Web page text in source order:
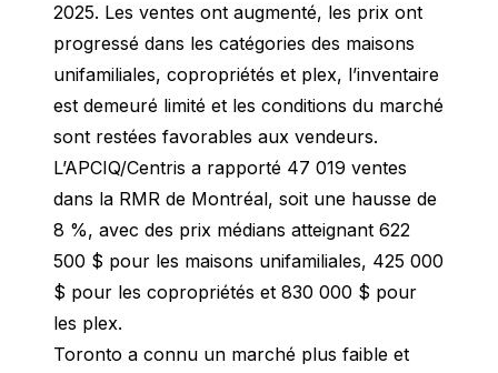
2025. Les ventes ont augmenté, les prix ont
progressé dans les catégories des maisons
unifamiliales, copropriétés et plex, l’inventaire
est demeuré limité et les conditions du marché
sont restées favorables aux vendeurs.
L’APCIQ/Centris a rapporté 47 019 ventes
dans la RMR de Montréal, soit une hausse de
8 %, avec des prix médians atteignant 622
500 $ pour les maisons unifamiliales, 425 000
$ pour les copropriétés et 830 000 $ pour
les plex.
Toronto a connu un marché plus faible et